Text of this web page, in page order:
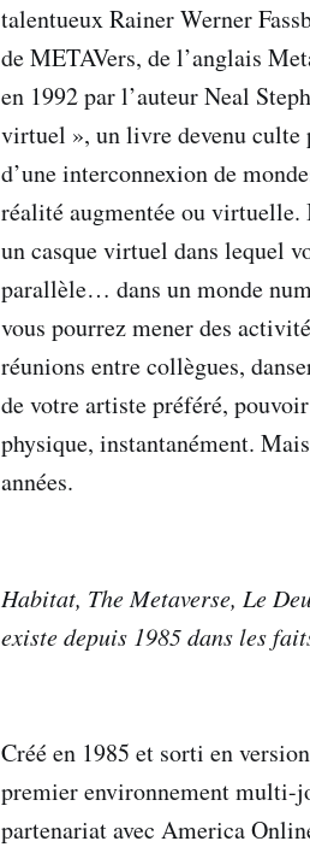
talentueux Rainer Werner
de METAVers, de l’anglais
en 1992 par l’auteur Neal
virtuel », un livre devenu culte
d’une interconnexion de
réalité augmentée ou virtuelle.
un casque virtuel dans lequel
parallèle… dans un monde
vous pourrez mener des
réunions entre collègues,
de votre artiste préféré,
physique, instantanément.
années.
Habitat, The Metaverse, Le
existe depuis 1985 dans les
Créé en 1985 et sorti en
premier environnement multi-
partenariat avec America